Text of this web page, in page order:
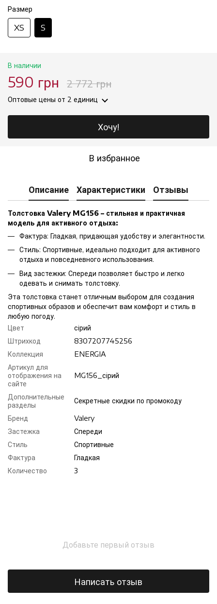
Размер
XS S
В наличии
590 грн 2 772 грн
Оптовые цены от 2 единиц
Хочу!
В избранное
Описание Характеристики Отзывы
Толстовка Valery MG156 – стильная и практичная
модель для активного отдыха:
Фактура: Гладкая, придающая удобству и элегантности.
Стиль: Спортивные, идеально подходит для активного
отдыха и повседневного использования.
Вид застежки: Спереди позволяет быстро и легко
одевать и снимать толстовку.
Эта толстовка станет отличным выбором для создания
спортивных образов и обеспечит вам комфорт и стиль в
любую погоду.
Цвет
сiрий
Штрихкод
8307207745256
Коллекция
ENERGIA
Артикул для
отображения на
сайте
MG156_сiрий
Дополнительные
разделы
Секретные скидки по промокоду
Бренд
Valery
Застежка
Спереди
Стиль
Спортивные
Фактура
Гладкая
Количество
3
Добавьте первый отзыв
Написать отзыв